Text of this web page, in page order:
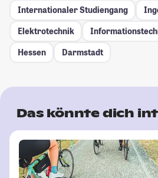
Internationaler Studiengang
Elektrotechnik
Hessen
Darmstadt
Das könnte dich